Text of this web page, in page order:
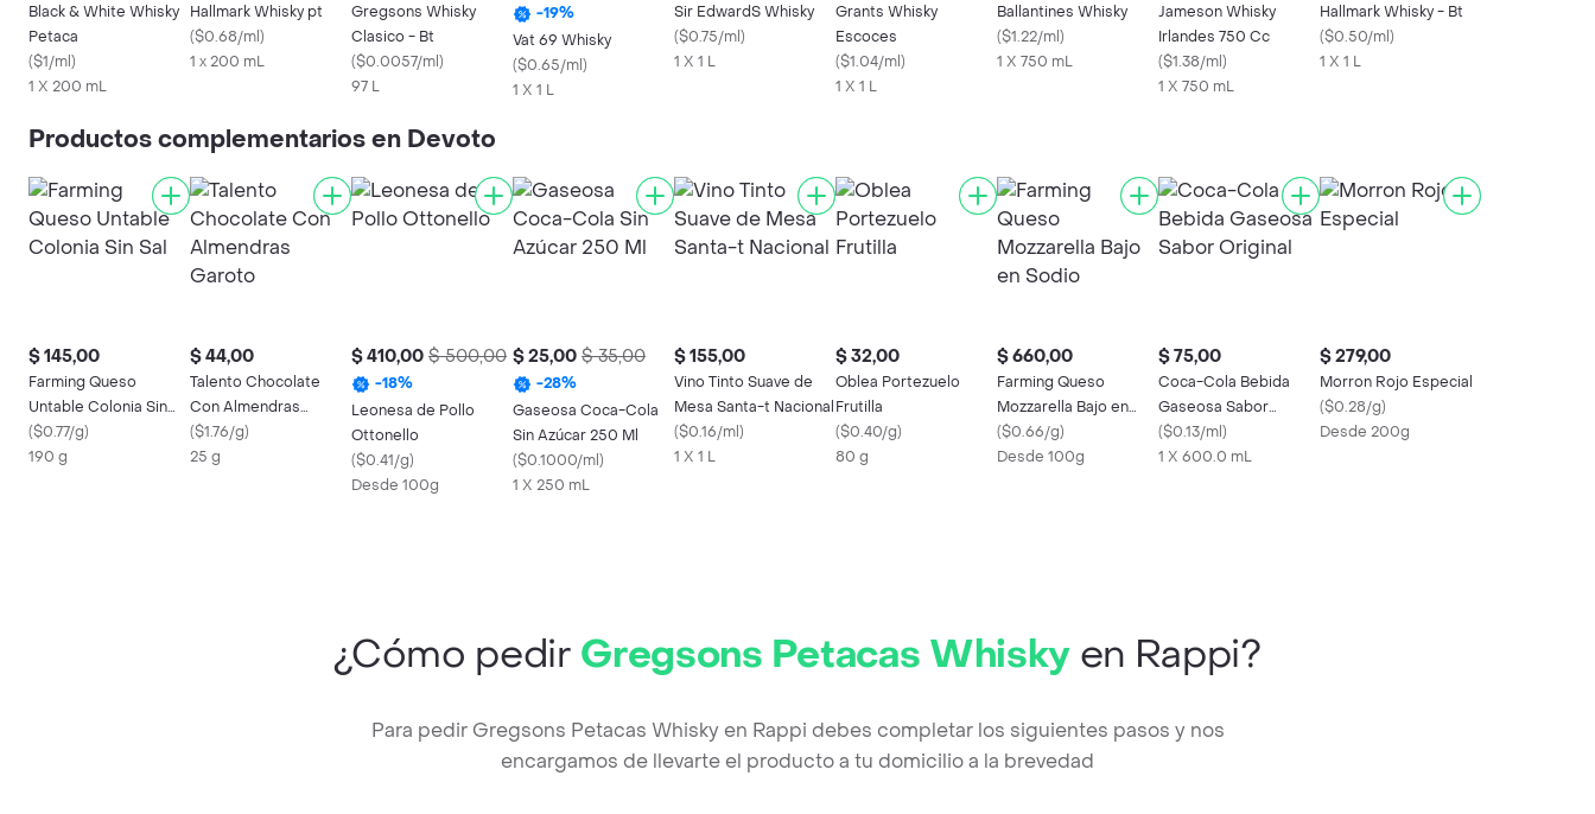
Black & White Whisky
Petaca
($1/ml)
1 X 200 mL
Hallmark Whisky pt
($0.68/ml)
1 x 200 mL
Gregsons Whisky
Clasico - Bt
($0.0057/ml)
97 L
-19%
Vat 69 Whisky
($0.65/ml)
1 X 1 L
Sir EdwardS Whisky
($0.75/ml)
1 X 1 L
Grants Whisky
Escoces
($1.04/ml)
1 X 1 L
Ballantines Whisky
($1.22/ml)
1 X 750 mL
Jameson Whisky
Irlandes 750 Cc
($1.38/ml)
1 X 750 mL
Hallmark Whisky - Bt
($0.50/ml)
1 X 1 L
Productos complementarios en Devoto
$ 145,00
Farming Queso
Untable Colonia Sin
Sal
($0.77/g)
190 g
$ 44,00
Talento Chocolate
Con Almendras
Garoto
($1.76/g)
25 g
$ 410,00 $ 500,00
-18%
Leonesa de Pollo
Ottonello
($0.41/g)
Desde 100g
$ 25,00 $ 35,00
-28%
Gaseosa Coca-Cola
Sin Azúcar 250 Ml
($0.1000/ml)
1 X 250 mL
$ 155,00
Vino Tinto Suave de
Mesa Santa-t Nacional
($0.16/ml)
1 X 1 L
$ 32,00
Oblea Portezuelo
Frutilla
($0.40/g)
80 g
$ 660,00
Farming Queso
Mozzarella Bajo en
Sodio
($0.66/g)
Desde 100g
$ 75,00
Coca-Cola Bebida
Gaseosa Sabor
Original
($0.13/ml)
1 X 600.0 mL
$ 279,00
Morron Rojo Especial
($0.28/g)
Desde 200g
¿Cómo pedir Gregsons Petacas Whisky en Rappi?
Para pedir Gregsons Petacas Whisky en Rappi debes completar los siguientes pasos y nos
encargamos de llevarte el producto a tu domicilio a la brevedad